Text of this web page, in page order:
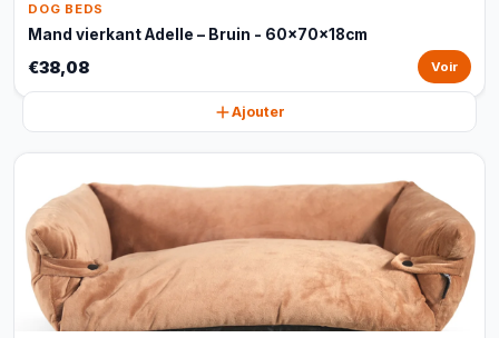
DOG BEDS
Mand vierkant Adelle – Bruin - 60x70x18cm
€38,08 Voir
Ajouter